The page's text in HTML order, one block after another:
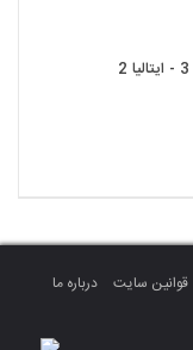
قوانین سایت
درباره ما